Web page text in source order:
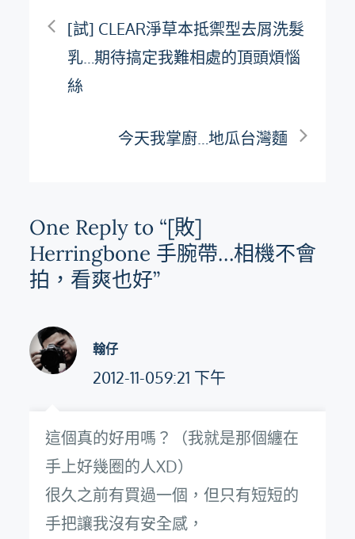
文
章
導
[試] CLEAR淨草本抵禦型去屑洗髮
乳…期待搞定我難相處的頂頭煩惱
絲
今天我掌廚…地瓜台灣麵
One Reply to “[敗]
Herringbone 手腕帶…相機不會
拍，看爽也好”
翰仔
2012-11-059:21 下午
這個真的好用嗎？（我就是那個纏在
手上好幾圈的人XD）
很久之前有買過一個，但只有短短的
手把讓我沒有安全感，